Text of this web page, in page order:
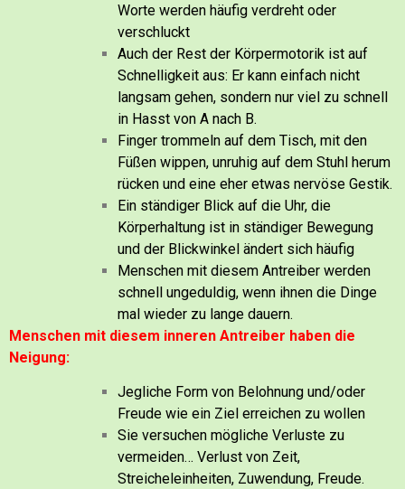
Worte werden häufig verdreht oder
verschluckt
Auch der Rest der Körpermotorik ist auf
Schnelligkeit aus: Er kann einfach nicht
langsam gehen, sondern nur viel zu schnell
in Hasst von A nach B.
Finger trommeln auf dem Tisch, mit den
Füßen wippen, unruhig auf dem Stuhl herum
rücken und eine eher etwas nervöse Gestik.
Ein ständiger Blick auf die Uhr, die
Körperhaltung ist in ständiger Bewegung
und der Blickwinkel ändert sich häufig
Menschen mit diesem Antreiber werden
schnell ungeduldig, wenn ihnen die Dinge
mal wieder zu lange dauern.
Menschen mit diesem inneren Antreiber haben die
Neigung:
Jegliche Form von Belohnung und/oder
Freude wie ein Ziel erreichen zu wollen
Sie versuchen mögliche Verluste zu
vermeiden… Verlust von Zeit,
Streicheleinheiten, Zuwendung, Freude.